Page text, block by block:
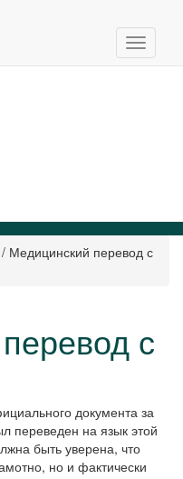
/ Медицинский перевод с
с
документа за
переведен на язык этой
быть уверена, что
но и фактически